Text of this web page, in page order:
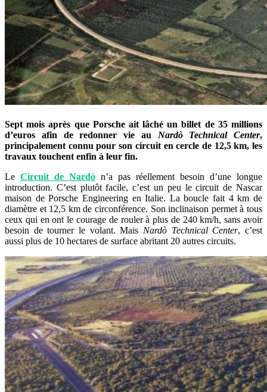
Sept mois après que Porsche ait lâché un billet de 35 millions
d’euros afin de redonner vie au Nardò Technical Center,
principalement connu pour son circuit en cercle de 12,5 km, les
travaux touchent enfin à leur fin.
Le Circuit de Nardò n’a pas réellement besoin d’une longue
introduction. C’est plutôt facile, c’est un peu le circuit de Nascar
maison de Porsche Engineering en Italie. La boucle fait 4 km de
diamètre et 12,5 km de circonférence. Son inclinaison permet à tous
ceux qui en ont le courage de rouler à plus de 240 km/h, sans avoir
besoin de tourner le volant. Mais Nardò Technical Center, c’est
aussi plus de 10 hectares de surface abritant 20 autres circuits.